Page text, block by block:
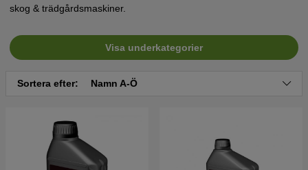
skog & trädgårdsmaskiner.
Visa underkategorier
Sortera efter: Namn A-Ö